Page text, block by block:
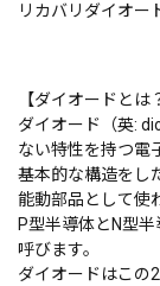
リカバリダイオー
【ダイオードとは
ダイオード（英:
ない特性を持つ電
基本的な構造をし
能動部品として使
P型半導体とN型
呼びます。
ダイオードはこの